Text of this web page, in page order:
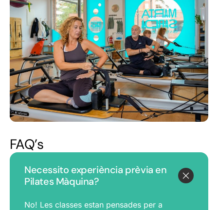
FAQ’s
Necessito experiència prèvia en
Pilates Màquina?
No! Les classes estan pensades per a